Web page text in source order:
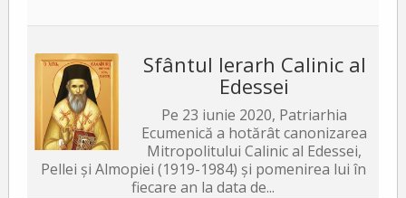
Sfântul Ierarh Calinic al
Edessei
Pe 23 iunie 2020, Patriarhia
Ecumenică a hotărât canonizarea
Mitropolitului Calinic al Edessei,
Pellei și Almopiei (1919-1984) și pomenirea lui în
fiecare an la data de...